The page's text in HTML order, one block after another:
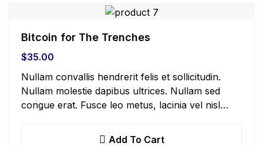
Bitcoin for The Trenches
$35.00
Nullam convallis hendrerit felis et sollicitudin.
Nullam molestie dapibus ultrices. Nullam sed
congue erat. Fusce leo metus, lacinia vel nisl
lectus, molestie mattis…
Add To Cart